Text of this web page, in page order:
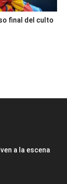
final del culto
a la escena